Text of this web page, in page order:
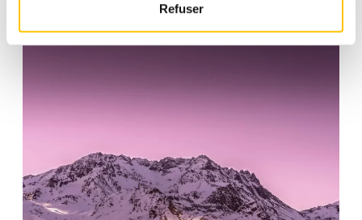
Refuser